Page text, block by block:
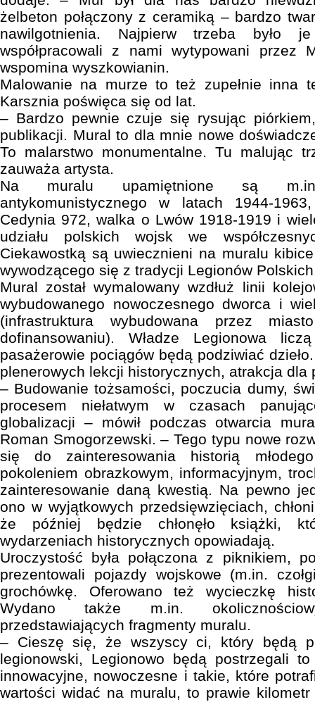
żelbeton połączony z ceramiką – bardzo
nawilgotnienia. Najpierw trzeba było
współpracowali z nami wytypowani przez
wspomina wyszkowianin.
Malowanie na murze to też zupełnie inna
Karsznia poświęca się od lat.
– Bardzo pewnie czuje się rysując
publikacji. Mural to dla mnie nowe
To malarstwo monumentalne. Tu malując
zauważa artysta.
Na muralu upamiętnione są
antykomunistycznego w latach 1944-
Cedynia 972, walka o Lwów 1918-1919 i
udziału polskich wojsk we
Ciekawostką są uwiecznieni na muralu
wywodzącego się z tradycji Legionów
Mural został wymalowany wzdłuż linii
wybudowanego nowoczesnego dworca i
(infrastruktura wybudowana przez
dofinansowaniu). Władze Legionowa
pasażerowie pociągów będą podziwiać
plenerowych lekcji historycznych, atrakcja dla
– Budowanie tożsamości, poczucia dumy,
procesem niełatwym w czasach
globalizacji – mówił podczas otwarcia
Roman Smogorzewski. – Tego typu nowe
się do zainteresowania historią
pokoleniem obrazkowym, informacyjnym,
zainteresowanie daną kwestią. Na pewno
ono w wyjątkowych przedsięwzięciach,
że później będzie chłonęło książki,
wydarzeniach historycznych opowiadają.
Uroczystość była połączona z piknikiem,
prezentowali pojazdy wojskowe (m.in.
grochówkę. Oferowano też wycieczkę
Wydano także m.in.
przedstawiających fragmenty muralu.
– Cieszę się, że wszyscy ci, który będą
legionowski, Legionowo będą postrzegali
innowacyjne, nowoczesne i takie, które
wartości widać na muralu, to prawie